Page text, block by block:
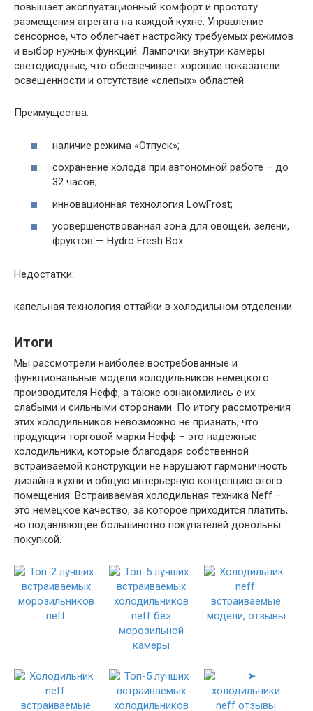
повышает эксплуатационный комфорт и простоту
размещения агрегата на каждой кухне. Управление
сенсорное, что облегчает настройку требуемых режимов
и выбор нужных функций. Лампочки внутри камеры
светодиодные, что обеспечивает хорошие показатели
освещенности и отсутствие «слепых» областей.
Преимущества:
наличие режима «Отпуск»;
сохранение холода при автономной работе – до
32 часов;
инновационная технология LowFrost;
усовершенствованная зона для овощей, зелени,
фруктов — Hydro Fresh Box.
Недостатки:
капельная технология оттайки в холодильном отделении.
Итоги
Мы рассмотрели наиболее востребованные и
функциональные модели холодильников немецкого
производителя Нефф, а также ознакомились с их
слабыми и сильными сторонами. По итогу рассмотрения
этих холодильников невозможно не признать, что
продукция торговой марки Нефф – это надежные
холодильники, которые благодаря собственной
встраиваемой конструкции не нарушают гармоничность
дизайна кухни и общую интерьерную концепцию этого
помещения. Встраиваемая холодильная техника Neff –
это немецкое качество, за которое приходится платить,
но подавляющее большинство покупателей довольны
покупкой.